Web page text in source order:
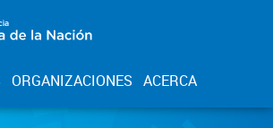
ORGANIZACIONES ACERCA